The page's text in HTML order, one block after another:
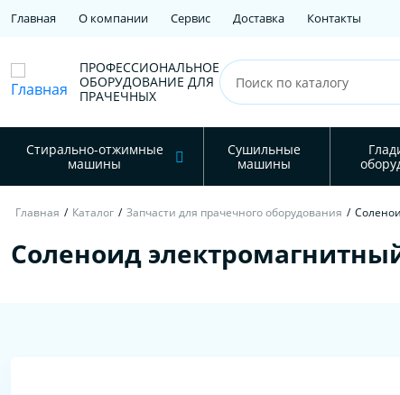
Главная О компании Сервис Доставка Контакты
ПРОФЕССИОНАЛЬНОЕ
ОБОРУДОВАНИЕ ДЛЯ
ПРАЧЕЧНЫХ
Стирально-отжимные
машины
Сушильные
машины
Главная / Каталог / Запчасти для прачечного оборудования /
Соленоид